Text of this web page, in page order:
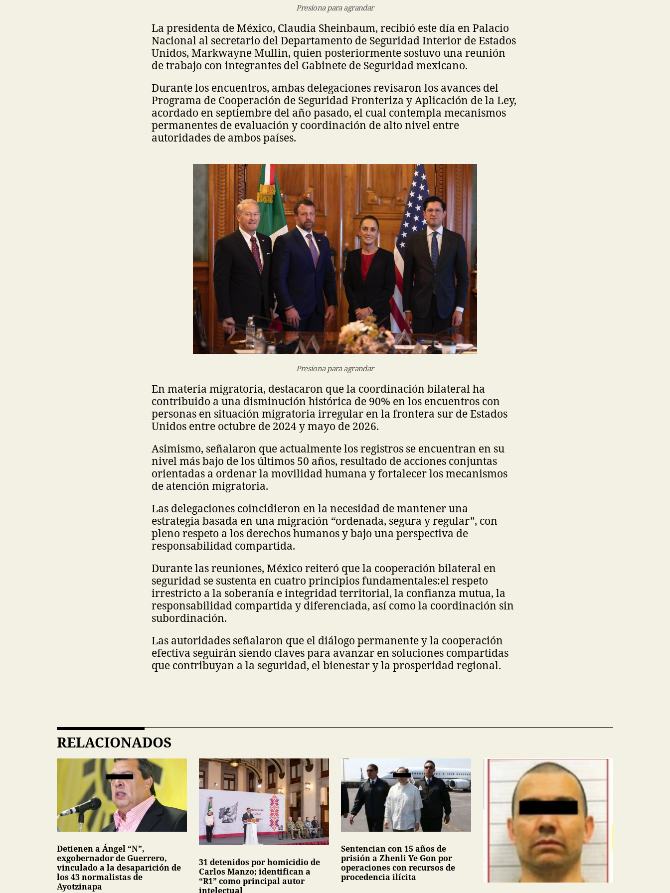
Presiona para agrandar
La presidenta de México, Claudia Sheinbaum, recibió este día en Palacio
Nacional al secretario del Departamento de Seguridad Interior de Estados
Unidos, Markwayne Mullin, quien posteriormente sostuvo una reunión
de trabajo con integrantes del Gabinete de Seguridad mexicano.
Durante los encuentros, ambas delegaciones revisaron los avances del
Programa de Cooperación de Seguridad Fronteriza y Aplicación de la Ley,
acordado en septiembre del año pasado, el cual contempla mecanismos
permanentes de evaluación y coordinación de alto nivel entre
autoridades de ambos países.
Presiona para agrandar
En materia migratoria, destacaron que la coordinación bilateral ha
contribuido a una disminución histórica de 90% en los encuentros con
personas en situación migratoria irregular en la frontera sur de Estados
Unidos entre octubre de 2024 y mayo de 2026.
Asimismo, señalaron que actualmente los registros se encuentran en su
nivel más bajo de los últimos 50 años, resultado de acciones conjuntas
orientadas a ordenar la movilidad humana y fortalecer los mecanismos
de atención migratoria.
Las delegaciones coincidieron en la necesidad de mantener una
estrategia basada en una migración “ordenada, segura y regular”, con
pleno respeto a los derechos humanos y bajo una perspectiva de
responsabilidad compartida.
Durante las reuniones, México reiteró que la cooperación bilateral en
seguridad se sustenta en cuatro principios fundamentales:el respeto
irrestricto a la soberanía e integridad territorial, la confianza mutua, la
responsabilidad compartida y diferenciada, así como la coordinación sin
subordinación.
Las autoridades señalaron que el diálogo permanente y la cooperación
efectiva seguirán siendo claves para avanzar en soluciones compartidas
que contribuyan a la seguridad, el bienestar y la prosperidad regional.
RELACIONADOS
Detienen a Ángel “N”,
exgobernador de Guerrero,
vinculado a la desaparición de
los 43 normalistas de
Ayotzinapa
31 detenidos por homicidio de
Carlos Manzo; identifican a
“R1” como principal autor
intelectual
Sentencian con 15 años de
prisión a Zhenli Ye Gon por
operaciones con recursos de
procedencia ilícita